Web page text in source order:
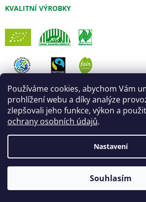
Používáme cookies, abychom Vám
prohlížení webu a díky analýze
zlepšovali jeho funkce, výkon a
ochrany osobních údajů.
Nastavení
Souhlasím
KVALITNÍ VÝROBKY
Vytvořil ShoptetÚprava
Copyright 2026Fair Trade Centrum.